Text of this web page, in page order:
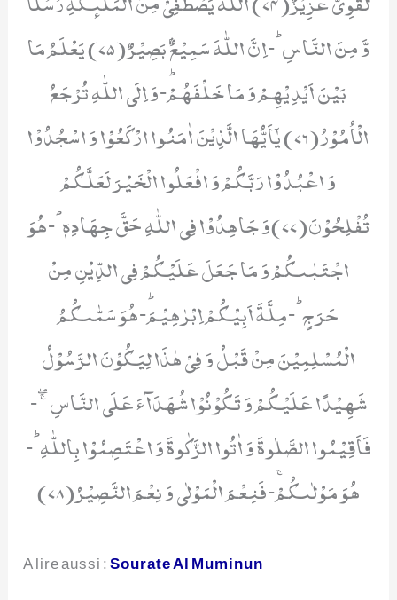
وَّ مِنَ النَّاسِؕ-اِنَّ اللّٰهَ سَمِیْعٌۢ بَصِیْرٌ(75) یَعْلَمُ مَا
بَیْنَ اَیْدِیْهِمْ وَ مَا خَلْفَهُمْؕ-وَ اِلَى اللّٰهِ تُرْجَعُ
الْاُمُوْرُ(76) یٰۤاَیُّهَا الَّذِیْنَ اٰمَنُوا ارْكَعُوْا وَ اسْجُدُوْا
وَ اعْبُدُوْا رَبَّكُمْ وَ افْعَلُوا الْخَیْرَ لَعَلَّكُمْ
تُفْلِحُوْنَ(77)وَ جَاهِدُوْا فِی اللّٰهِ حَقَّ جِهَادِهٖؕ-هُوَ
اجْتَبٰىكُمْ وَ مَا جَعَلَ عَلَیْكُمْ فِی الدِّیْنِ مِنْ
حَرَجٍؕ-مِلَّةَ اَبِیْكُمْ اِبْرٰهِیْمَؕ-هُوَ سَمّٰىكُمُ
الْمُسْلِمِیْنَ مِنْ قَبْلُ وَ فِیْ هٰذَا لِیَكُوْنَ الرَّسُوْلُ
شَهِیْدًا عَلَیْكُمْ وَ تَكُوْنُوْا شُهَدَآءَ عَلَى النَّاسِ ۚۖ-
فَاَقِیْمُوا الصَّلٰوةَ وَ اٰتُوا الزَّكٰوةَ وَ اعْتَصِمُوْا بِاللّٰهِؕ-
هُوَ مَوْلٰىكُمْۚ-فَنِعْمَ الْمَوْلٰى وَ نِعْمَ النَّصِیْرُ(78)
A lire aussi :Sourate Al Muminun